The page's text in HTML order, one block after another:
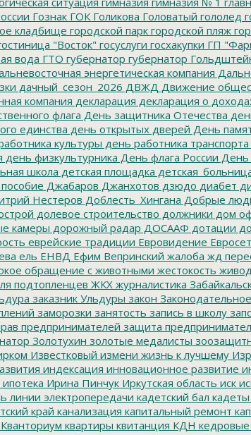
Гознак ГОК Голикова Головатый гололед
кладбище городской парк городской пляж
"Восток" госуслуги госхакупки ГП
вода ГТО губернатор губернатор
энергетическая компания
дачный_сезон_2026 ДВЖД Движение
компания декларация декларация о
флага День защитника Отечества
единства день открытых дверей День
культуры день работника транспорта
день физкультурника День флага России
школа детская площадка
Джабаров Джанхотов дзюдо диабет
Нестеров Доблесть_Хингана Добрые
долевое строительство должники дом
камеры дорожный радар ДОСААФ дотации
еврейские традиции Евровидение
ель ЕНВД Ефим Вепринский жалоба жд
обращение с животными жестокость
подтопленцев ЖКХ журналистика
заказник Ульдуры закон
заморозки занятость запись в школу
предпринимателей защита
Золотухин золотые медалисты
Известковый измени жизнь к лучшему
индексация инновационное развитие
ипотека Ирина Пинчук Иркутская область иск
линии электропередачи кадетский бал кадеты
край канализация капитальный ремонт
Кванториум квартиры квитанция КДН